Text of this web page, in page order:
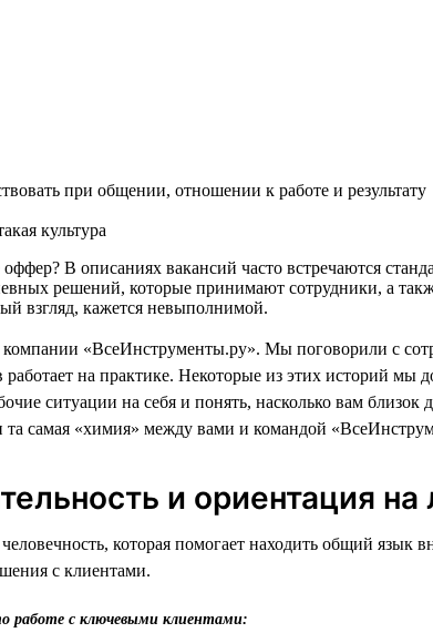
при общении, отношении к работе и результату
культура
В описаниях вакансий часто встречаются
решений, которые принимают сотрудники, а
взгляд, кажется невыполнимой.
«ВсеИнструменты.ру». Мы поговорили с
на практике. Некоторые из этих историй мы
ситуации на себя и понять, насколько вам
та самая «химия» между вами и командой
и ориентация
которая помогает находить общий язык
с клиентами.
работе с ключевыми клиентами: